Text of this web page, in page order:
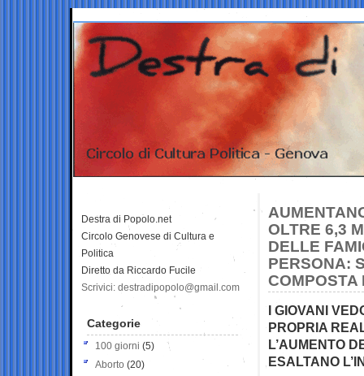
OLTRE 6,3
DELLE
PERSONA:
COMPOSTA
I GIOVANI
PROPRIA
L’AUMENTO
ESALTANO
Destra di Popolo.net
Circolo Genovese di Cultura e
Politica
Diretto da Riccardo Fucile
Scrivici: destradipopolo@gmail.com
Categorie
100 giorni (5)
Aborto (20)